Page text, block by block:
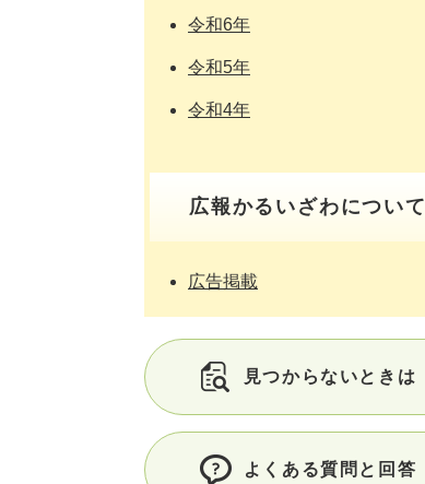
令和6年
令和5年
令和4年
広報かるいざわについて
広告掲載
見つからないときは
よくある質問と回答